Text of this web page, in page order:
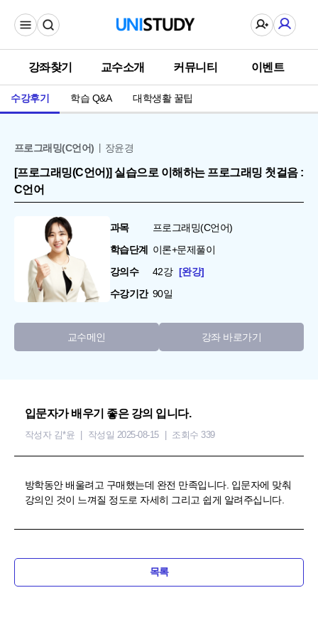
강좌찾기 교수소개 커뮤니티 이벤트
수강후기 학습 Q&A 대학생활 꿀팁
프로그래밍(C언어) 장윤경
[프로그래밍(C언어)] 실습으로 이해하는 프로그래밍 첫걸음 :
C언어
과목
프로그래밍(C언어)
학습단계
이론+문제풀이
강의수
42강
완강
수강기간 90일
교수메인 강좌 바로가기
입문자가 배우기 좋은 강의 입니다.
작성자 김*윤 작성일 2025-08-15 조회수 339
방학동안 배울려고 구매했는데 완전 만족입니다. 입문자에 맞춰
강의인 것이 느껴질 정도로 자세히 그리고 쉽게 알려주십니다.
목록